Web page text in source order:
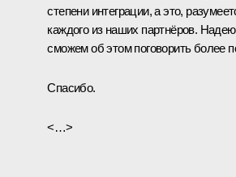
степени интеграции, а это,
каждого из наших партнёров.
сможем об этом поговорить более
Спасибо.
<…>